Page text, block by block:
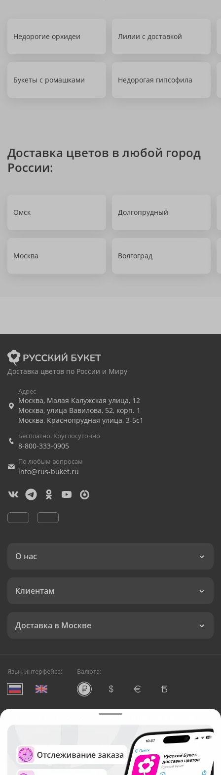
Недорогие орхидеи Лилии с доставкой
Букеты с ромашками Недорогая гипсофила
Доставка цветов в любой город
России:
Омск Долгопрудный
Москва Волгоград
Доставка цветов по России и Миру
Адрес
Москва, Малая Калужская улица, 12
Москва, улица Вавилова, 52, корп. 1
Москва, Краснопрудная улица, 3-5с1
Бесплатно. Круглосуточно
8-800-333-0905
По любым вопросам
info@rus-buket.ru
О нас
Клиентам
Доставка в Москве
Язык интерфейса: Валюта:
Служба круглосуточной доставки цветов в Москве
Русский Букет, 2026
Общество с ограниченной ответственностью «Технология»
ОГРН: 1195476081745, ИНН: 5410081997
Юридический адрес: г. Новосибирск, ул. Ипподромская,